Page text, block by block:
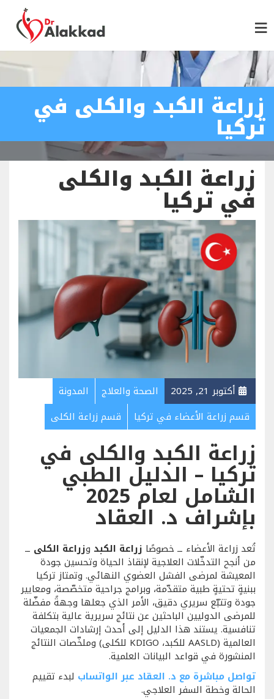
زراعة الكبد والكلى في
تركيا
زراعة الكبد والكلى
في تركيا
أكتوبر 21, 2025 الصحة والعلاج
المدونة
قسم زراعة الأعضاء في تركيا
قسم زراعة الكلى
زراعة الكبد والكلى في
تركيا – الدليل الطبي
الشامل لعام 2025
بإشراف د. العقاد
تُعد زراعة الأعضاء ــ خصوصًا زراعة الكبد وزراعة الكلى ــ
من أنجح التدخّلات العلاجية لإنقاذ الحياة وتحسين جودة
المعيشة لمرضى الفشل العضوي النهائي. وتمتاز تركيا
ببنيةٍ تحتيةٍ طبية متقدّمة، وبرامج جراحية متخصّصة، ومعايير
جودة وتتبّع سريري دقيق، الأمر الذي جعلها وجهةً مفضّلة
للمرضى الدوليين الباحثين عن نتائج سريرية عالية بتكلفة
تنافسية. يستند هذا الدليل إلى أحدث إرشادات الجمعيات
العالمية (AASLD للكبد، KDIGO للكلى) وملخّصات النتائج
المنشورة في قواعد البيانات العلمية.
تواصل مباشرة مع د. العقاد عبر الواتساب لبدء تقييم
الحالة وخطة السفر العلاجي.